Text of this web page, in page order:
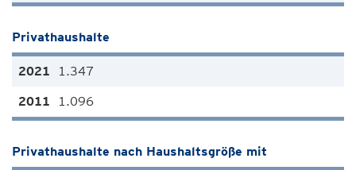
Privathaushalte
1.347
1.096
Privathaushalte nach Haushaltsgröße mit